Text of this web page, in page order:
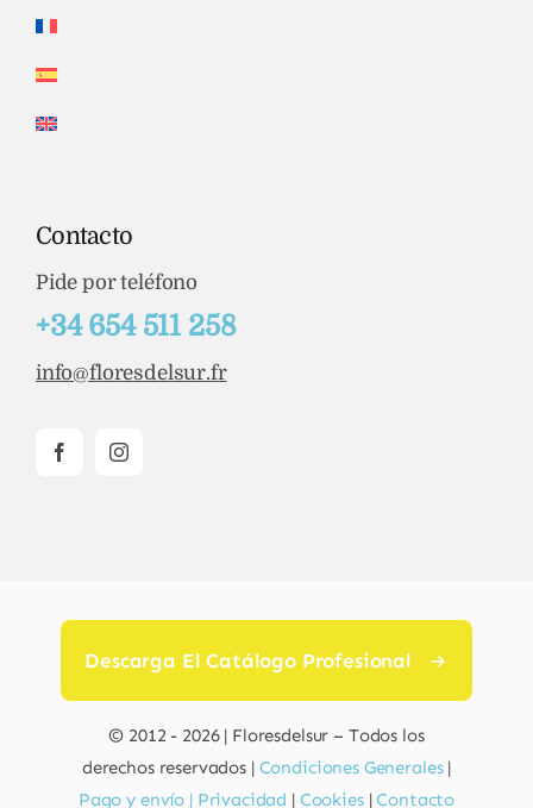
Contacto
Pide por teléfono
+34 654 511 258
info@floresdelsur.fr
Descarga El Catálogo Profesional
© 2012 - 2026 | Floresdelsur – Todos los
derechos reservados | Condiciones Generales|
Pago y envío | Privacidad | Cookies|Contacto